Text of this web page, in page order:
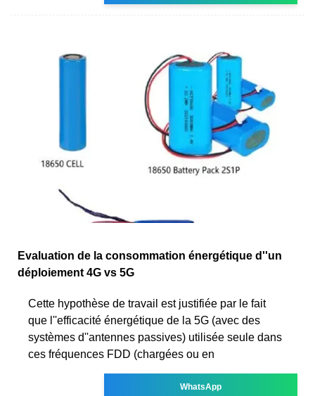
Evaluation de la consommation énergétique d''un
déploiement 4G vs 5G
Cette hypothèse de travail est justifiée par le fait
que l''efficacité énergétique de la 5G (avec des
systèmes d''antennes passives) utilisée seule dans
ces fréquences FDD (chargées ou en
WhatsApp